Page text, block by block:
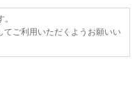
てご利用いただくようお願いい